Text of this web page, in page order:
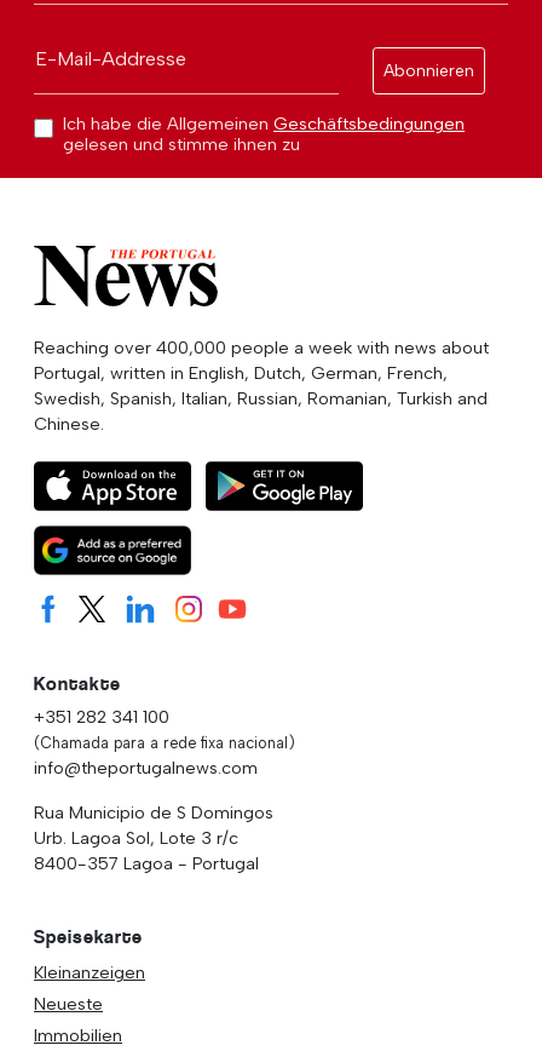
E-Mail-Addresse
Abonnieren
Ich habe die Allgemeinen Geschäftsbedingungen
gelesen und stimme ihnen zu
Reaching over 400,000 people a week with news about
Portugal, written in English, Dutch, German, French,
Swedish, Spanish, Italian, Russian, Romanian, Turkish and
Chinese.
Kontakte
+351 282 341 100
(Chamada para a rede fixa nacional)
info@theportugalnews.com
Rua Municipio de S Domingos
Urb. Lagoa Sol, Lote 3 r/c
8400-357 Lagoa - Portugal
Speisekarte
Kleinanzeigen
Neueste
Immobilien